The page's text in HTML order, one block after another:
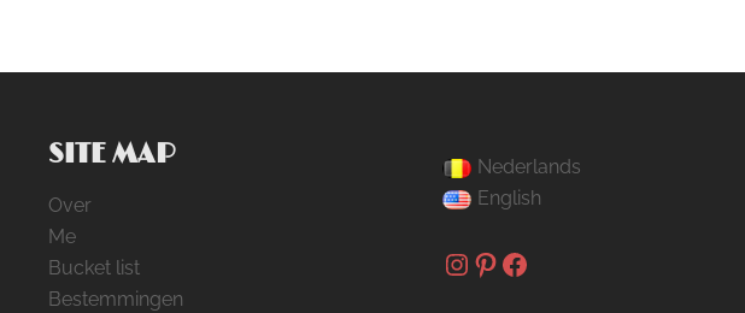
SITE MAP
Over
Me
Bucket list
Bestemmingen
Nederlands
English
Instagram
Pinterest
Facebook